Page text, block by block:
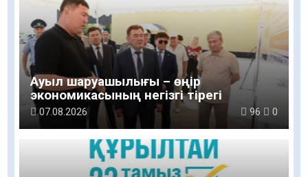
Ауыл шаруашылығы – өңір
экономикасының негізгі тірегі
07.08.2026 96 0